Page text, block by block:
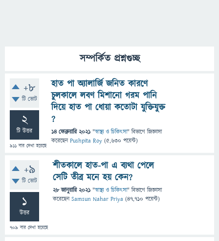
সম্পর্কিত প্রশ্নগুচ্ছ
+8
টি ভোট
2
টি উত্তর
911 বার দেখা হয়েছে
হাত পা অ্যালার্জি জনিত কারণে
চুলকালে লবণ মিশানো গরম পানি
দিয়ে হাত পা ধোয়া কতোটা যুক্তিযুক্ত
?
14 ফেব্রুয়ারি 2021 "স্বাস্থ্য ও চিকিৎসা" বিভাগে জিজ্ঞাসা
করেছেনPushpita Roy (5,630 পয়েন্ট)
+9
টি ভোট
1
উত্তর
709 বার দেখা হয়েছে
শীতকালে হাত-পা এ ব্যথা পেলে
সেটি তীব্র মনে হয় কেন?
28 জানুয়ারি 2021 "স্বাস্থ্য ও চিকিৎসা" বিভাগে জিজ্ঞাসা
করেছেনSamsun Nahar Priya (47,710 পয়েন্ট)